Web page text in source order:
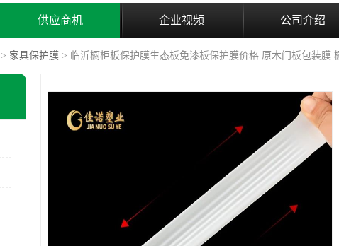
供应商机 企业视频 公司介绍
> 家具保护膜 > 临沂橱柜板保护膜生态板免漆板保护膜价格 原木门板包装膜